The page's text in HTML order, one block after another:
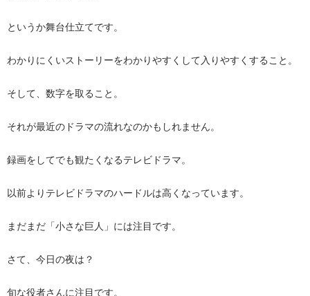
というか舞台仕立てです。
わかりにくいストーリーをわかりやすくして入りやすくすること。
そして、数字を取ること。
それが最近のドラマの流れなのかもしれません。
録画をしてでも観たくなるテレビドラマ。
以前よりテレビドラマのハードルは高くなっています。
まだまだ「小さな巨人」には注目です。
さて、今日の夜は？
旬な役者さんに注目です。